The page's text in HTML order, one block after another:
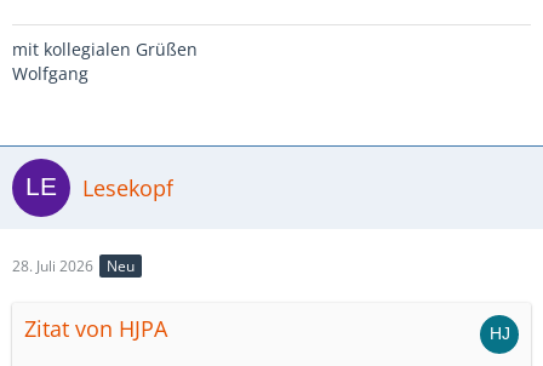
mit kollegialen Grüßen
Wolfgang
Lesekopf
28. Juli 2026 Neu
Zitat von HJPA